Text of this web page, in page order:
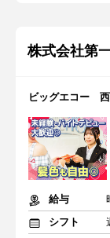
株式会社第
ビッグエコー
給与
シフト